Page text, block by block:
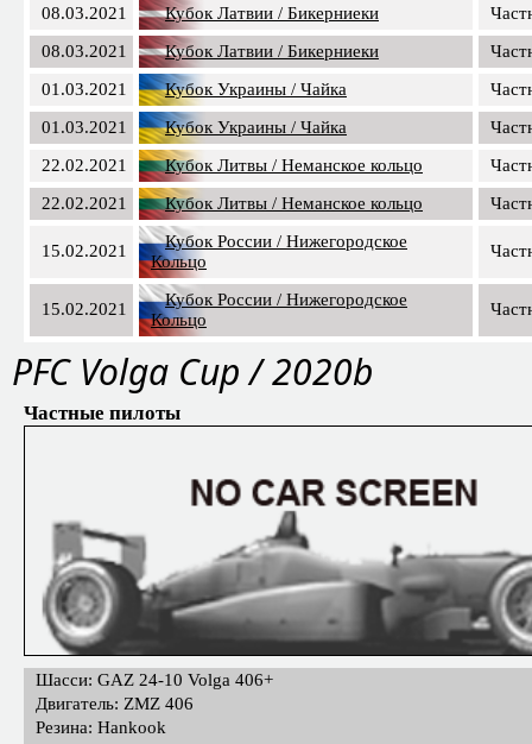
08.03.2021 Кубок Латвии / Бикерниеки
08.03.2021
Кубок Латвии / Бикерниеки
01.03.2021
Кубок Украины / Чайка
01.03.2021
Кубок Украины / Чайка
22.02.2021
Кубок Литвы / Неманское кольцо
22.02.2021
Кубок Литвы / Неманское кольцо
15.02.2021
Кубок России / Нижегородское
Кольцо
15.02.2021
Кубок России / Нижегородское
Кольцо
PFС Volga Cup / 2020b
Частные пилоты
Шасси: GAZ 24-10 Volga 406+
Двигатель: ZMZ 406
Резина: Hankook